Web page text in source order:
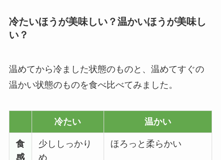
冷たいほうが美味しい？温かいほうが美味し
い？
温めてから冷ました状態のものと、温めてすぐの
温かい状態のものを食べ比べてみました。
冷たい 温かい
食
感
少ししっかり
め
ほろっと柔らかい